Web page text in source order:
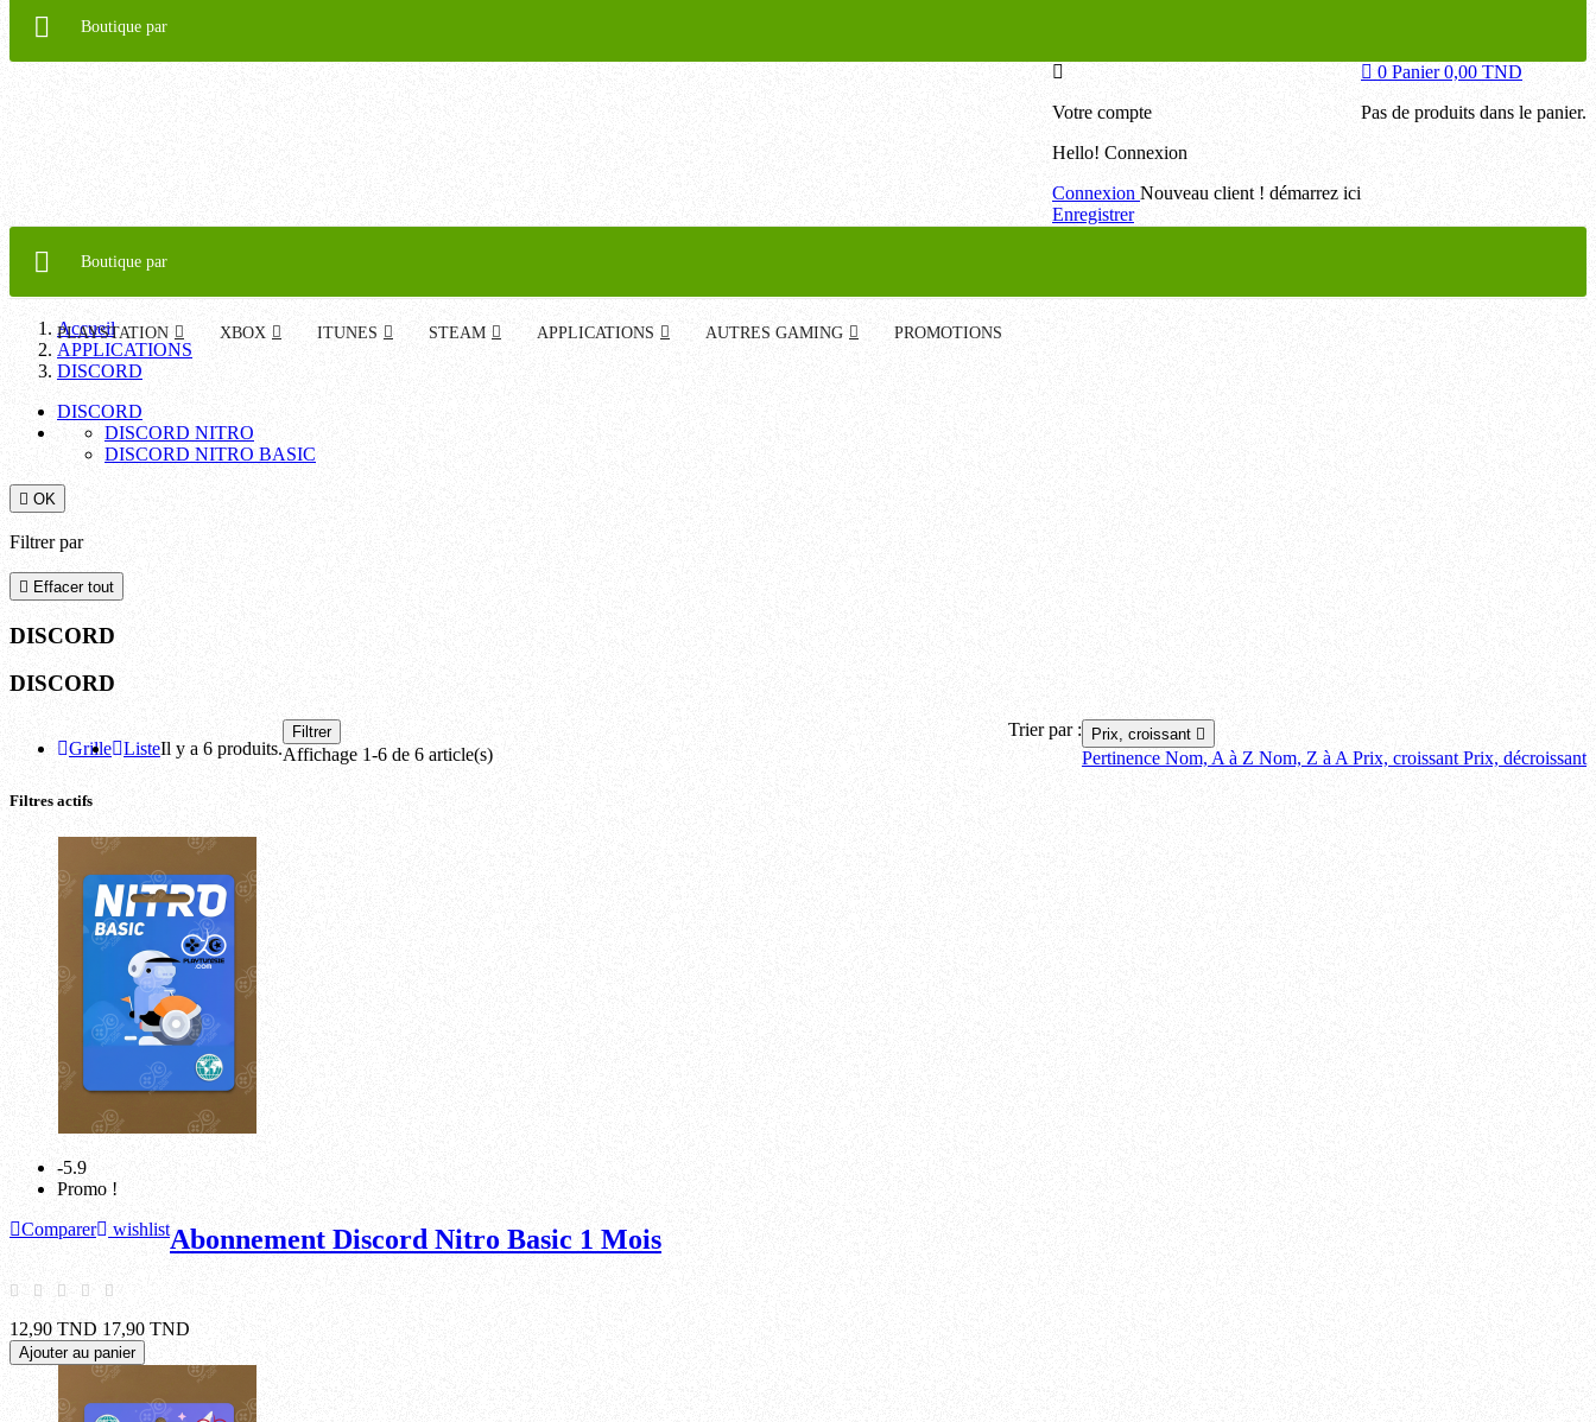
Boutique par
0 Panier 0,00 TND
Pas de produits dans le panier.
Votre compte
Hello! Connexion
Connexion Nouveau client ! démarrez ici
Enregistrer
Boutique par
PLAYSTATION XBOX ITUNES STEAM APPLICATIONS AUTRES GAMING PROMOTIONS
Accueil
APPLICATIONS
DISCORD
DISCORD
DISCORD NITRO
DISCORD NITRO BASIC
 OK
Filtrer par
 Effacer tout
DISCORD
DISCORD
Grille ListeIl y a 6 produits.
Trier par : Prix, croissant 
Pertinence Nom, A à Z Nom, Z à A Prix, croissant Prix, décroissant
Filtrer
Affichage 1-6 de 6 article(s)
Filtres actifs
-5.9
Promo !
Comparer
wishlistAbonnement Discord Nitro Basic 1 Mois
12,90 TND 17,90 TND
Ajouter au panier